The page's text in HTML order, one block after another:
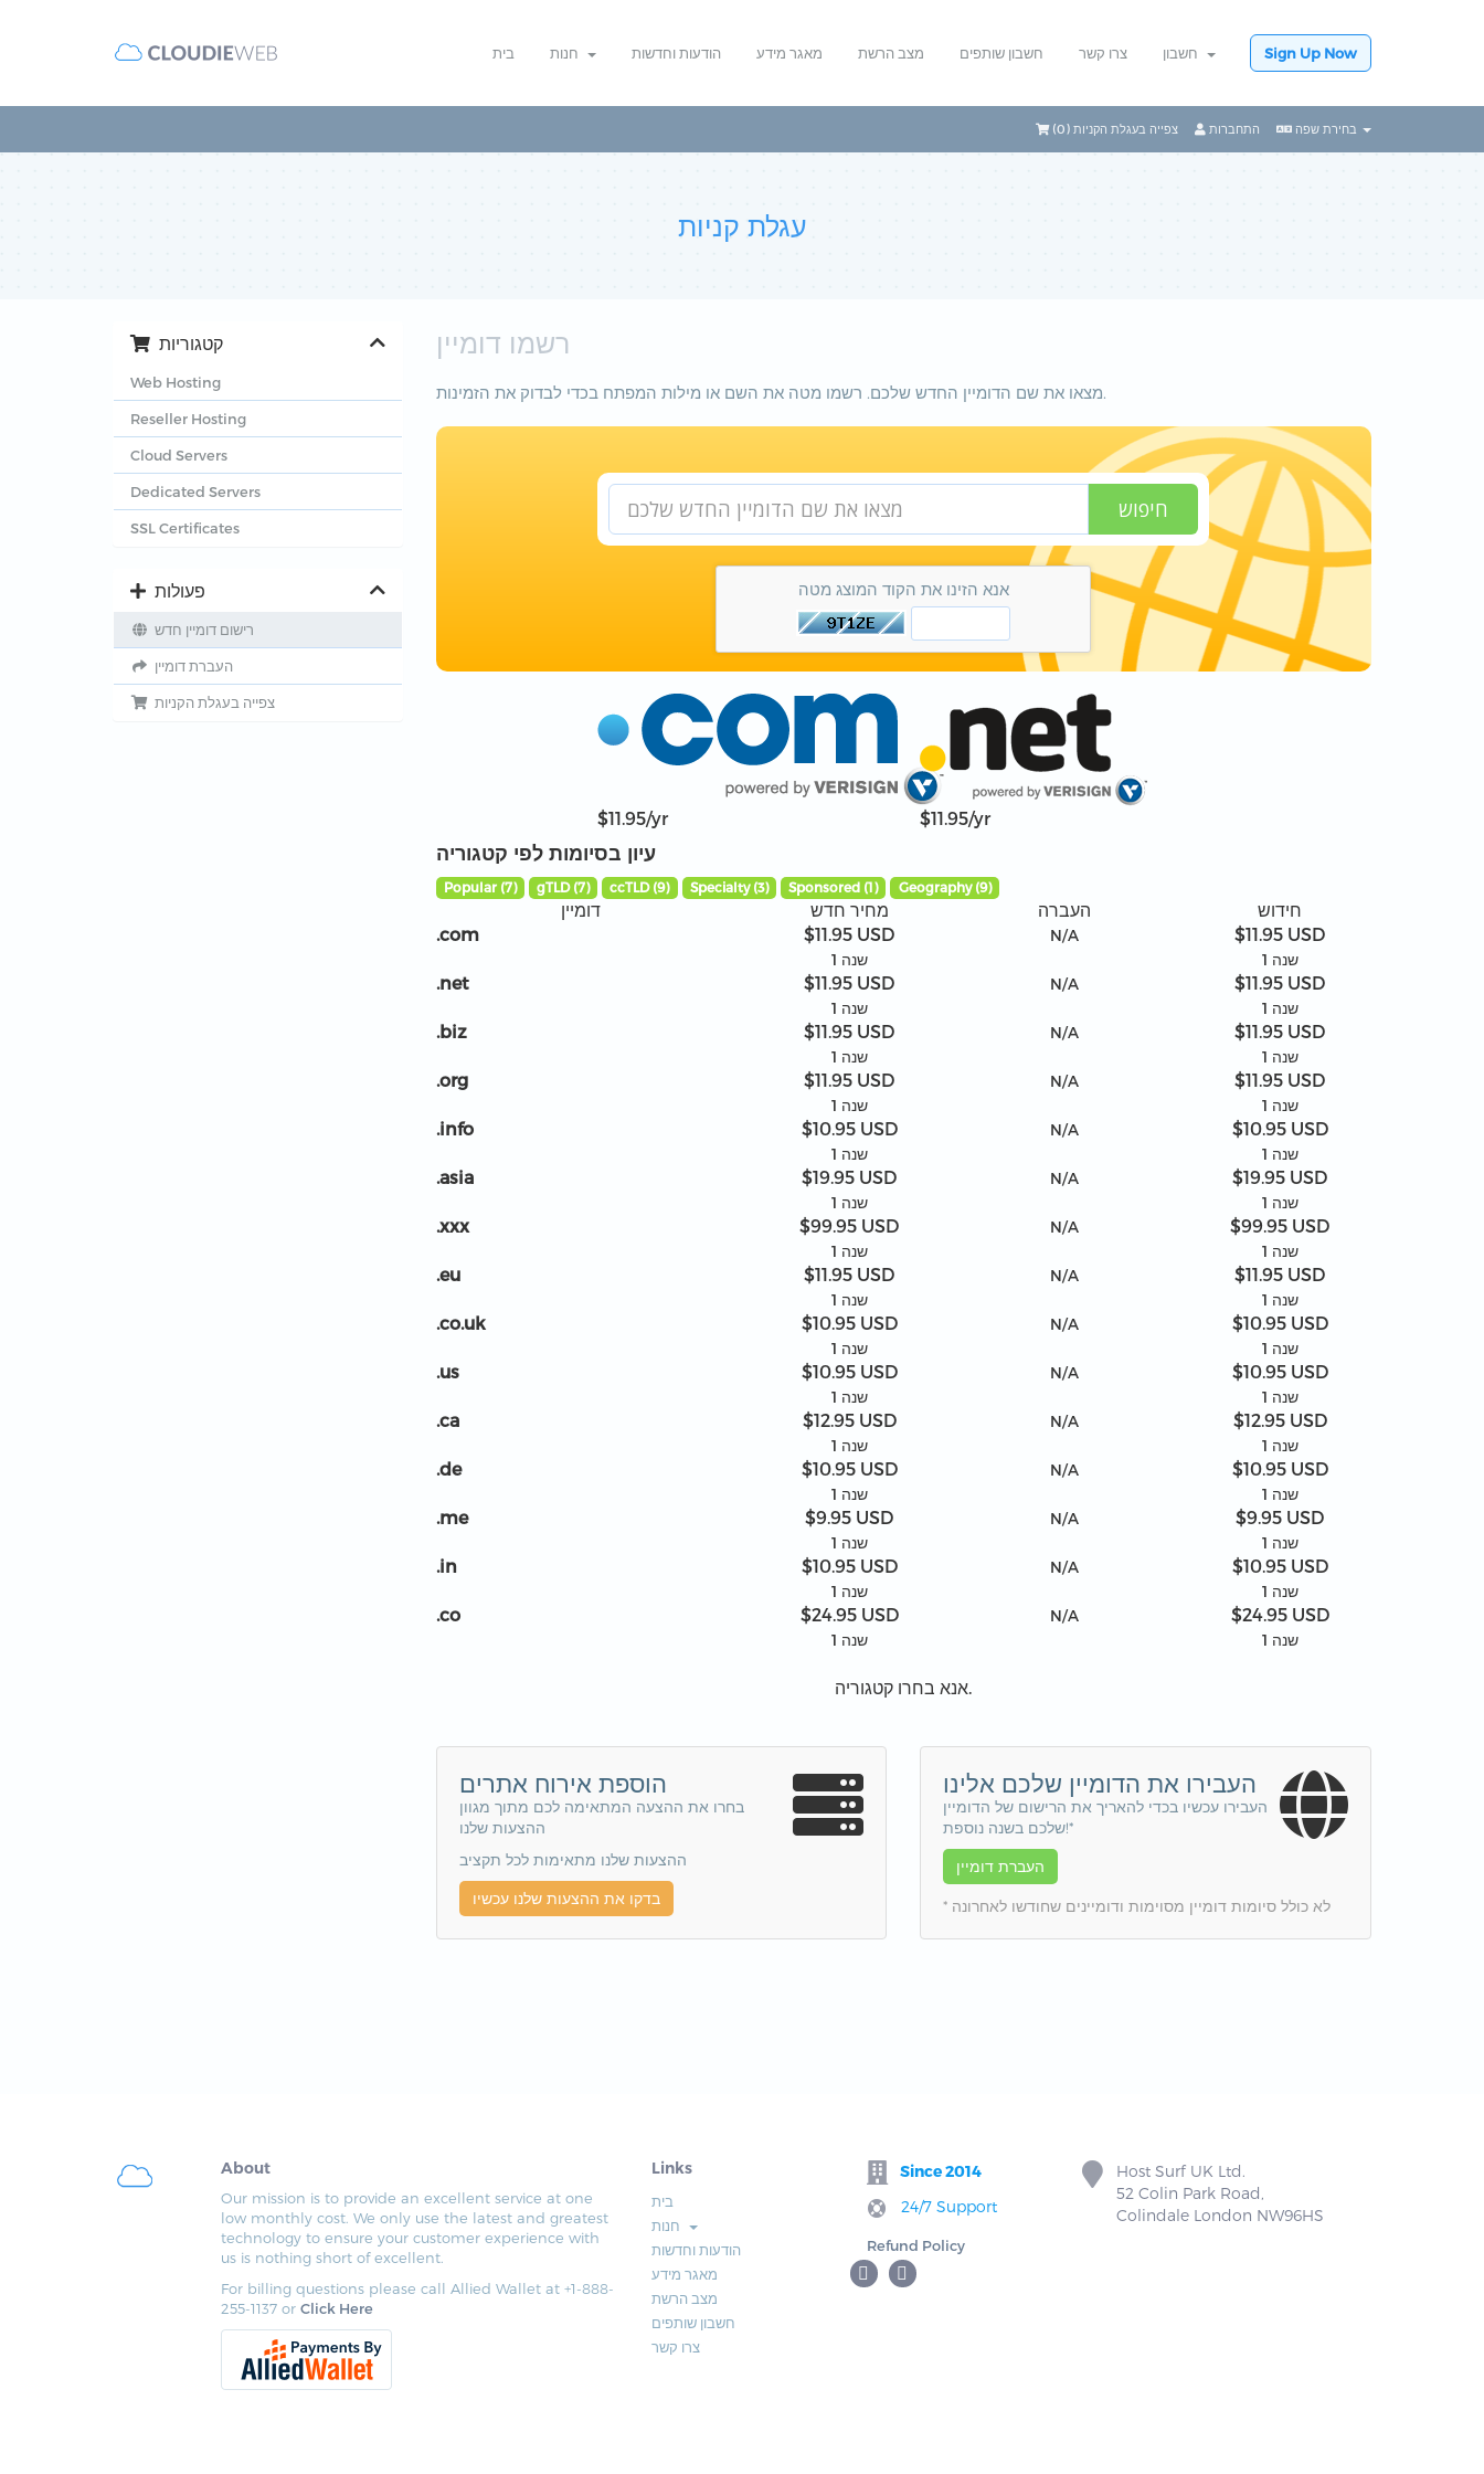
בית הודעות וחדשות מאגר מידע מצב הרשת חשבון שותפים צרו קשר Sign Up Now
התחברות צפייה בעגלת הקניות (0
)
עגלת קניות
רשמו דומיין קטגוריות
Web Hosting
Reseller Hosting
Cloud Servers
Dedicated Servers
SSL Certificates
פעולות
רישום דומיין חדש
העברת דומיין
צפייה בעגלת הקניות
מצאו את שם הדומיין החדש שלכם. רשמו מטה את השם או מילות המפתח בכדי לבדוק את הזמינות.
חיפוש
אנא הזינו את הקוד המוצג מטה
$11.95/yr $11.95/yr
עיון בסיומות לפי קטגוריה
Popular (7) gTLD (7) ccTLD (9) Specialty (3) Sponsored (1) Geography (9)
דומיין מחיר חדש העברה
חידוש
.com
$11.95 USD
1 שנה
N/A $11.95 USD
1 שנה
.net $11.95 USD
1 שנה
N/A $11.95 USD
1 שנה
.biz $11.95 USD
1 שנה
N/A $11.95 USD
1 שנה
.org $11.95 USD
1 שנה
N/A $11.95 USD
1 שנה
.info $10.95 USD
1 שנה
N/A $10.95 USD
1 שנה
.asia $19.95 USD
1 שנה
N/A $19.95 USD
1 שנה
.xxx $99.95 USD
1 שנה
N/A $99.95 USD
1 שנה
.eu $11.95 USD
1 שנה
N/A $11.95 USD
1 שנה
.co.uk $10.95 USD
1 שנה
N/A $10.95 USD
1 שנה
.us $10.95 USD
1 שנה
N/A $10.95 USD
1 שנה
.ca $12.95 USD
1 שנה
N/A $12.95 USD
1 שנה
.de $10.95 USD
1 שנה
N/A $10.95 USD
1 שנה
.me $9.95 USD
1 שנה
N/A $9.95 USD
1 שנה
.in $10.95 USD
1 שנה
N/A $10.95 USD
1 שנה
.co $24.95 USD
1 שנה
N/A $24.95 USD
1 שנה
אנא בחרו קטגוריה.
הוספת אירוח אתרים
בחרו את ההצעה המתאימה לכם מתוך מגוון
ההצעות שלנו
ההצעות שלנו מתאימות לכל תקציב
בדקו את ההצעות שלנו עכשיו
העבירו את הדומיין שלכם אלינו
העבירו עכשיו בכדי להאריך את הרישום של הדומיין
שלכם בשנה נוספת!*
העברת דומיין
* לא כולל סיומות דומיין מסוימות ודומיינים שחודשו לאחרונה
About
Our mission is to provide an excellent service at one
low monthly cost. We only use the latest and greatest
technology to ensure your customer experience with
us is nothing short of excellent.
For billing questions please call Allied Wallet at +1-888-
255-1137 or Click Here
Links
בית
הודעות וחדשות
מאגר מידע
מצב הרשת
חשבון שותפים
צרו קשר
Since 2014
24/7 Support
Refund Policy
Host Surf UK Ltd.
52 Colin Park Road,
Colindale London NW96HS